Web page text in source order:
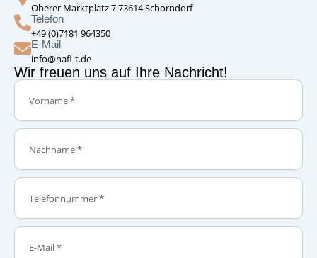
Oberer Marktplatz 7 73614 Schorndorf
Telefon
+49 (0)7181 964350
E-Mail
info@nafi-t.de
Wir freuen uns auf Ihre Nachricht!
Vorname
Nachname
Telefonnummer
E-
Mail